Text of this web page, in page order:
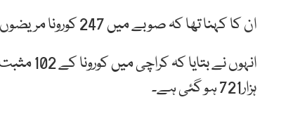
ان کا کہنا تھا کہ صوبے میں 247 کورونا مریضوں کی حالت تشویش ناک جب کہ 34 مریض وینٹی لیٹرز پر ہیں۔
ہزار721 ہو گئی ہے۔